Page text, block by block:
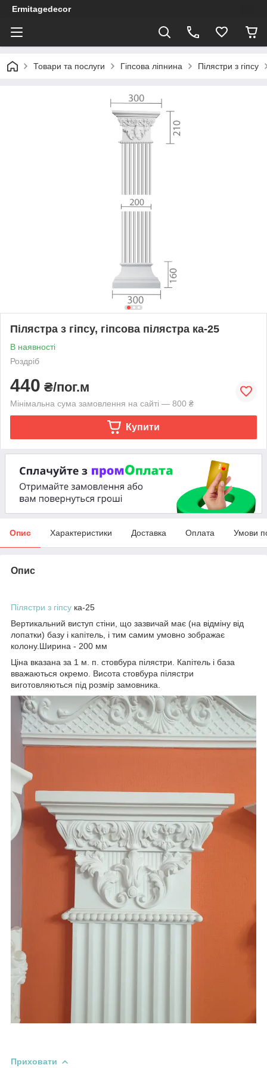
Ermitagedecor
Товари та послуги Гіпсова ліпнина Пілястри з гіпсу
Пілястра з гіпсу, гіпсова пілястра ка-25
В наявності
Роздріб
440 ₴/пог.м
Мінімальна сума замовлення на сайті — 800 ₴
Купити
Опис Характеристики Доставка Оплата Умови
Опис
Пілястри з гіпсу ка-25
Вертикальний виступ стіни, що зазвичай має (на відміну від
лопатки) базу і капітель, і тим самим умовно зображає
колону.Ширина - 200 мм
Ціна вказана за 1 м. п. стовбура пілястри. Капітель і база
вважаються окремо. Висота стовбура пілястри
виготовляються під розмір замовника.
Приховати